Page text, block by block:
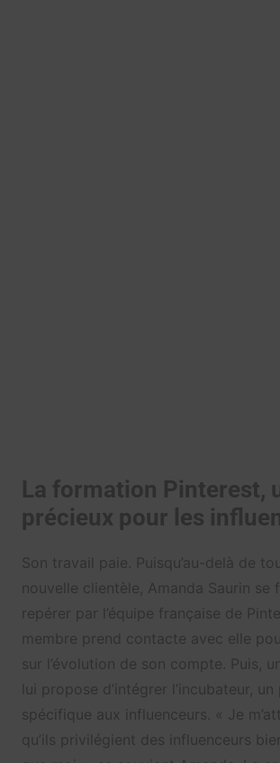
La formation Pinterest,
précieux pour les
Son travail paie. Puisqu’au-delà de
nouvelle clientèle, Amanda Saurin se
repérer par l’équipe française de
membre prend contacte avec elle
sur l’évolution de son compte. Puis,
lui propose d’intégrer l’incubateur,
spécifique aux influenceurs. « Je
qu’ils privilégient des influenceurs